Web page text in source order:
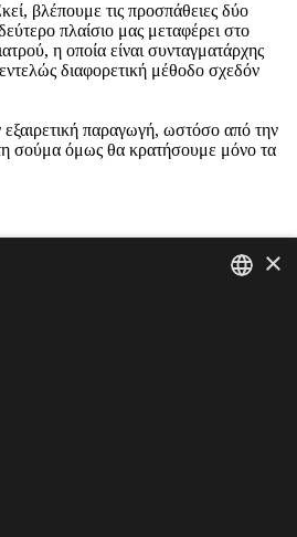
βλέπουμε τις προσπάθειες δύο
πλαίσιο μας μεταφέρει στο
η οποία είναι συνταγματάρχης
διαφορετική μέθοδο σχεδόν
εξαιρετική παραγωγή, ωστόσο από την
σούμα όμως θα κρατήσουμε μόνο τα
ήχοι, εικόνες – κινούμενες
×